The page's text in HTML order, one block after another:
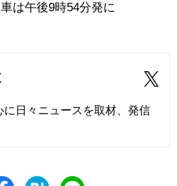
は午後9時54分発に
に日々ニュースを取材、発信